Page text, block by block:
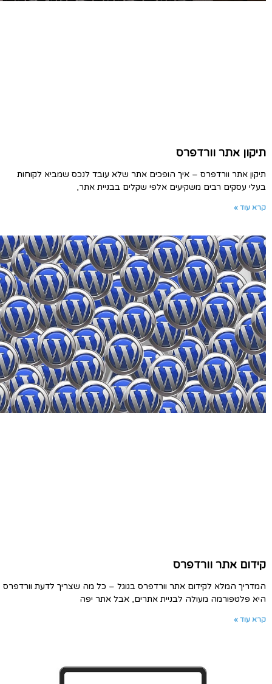
תיקון אתר וורדפרס
תיקון אתר וורדפרס – איך הופכים אתר שלא עובד לנכס שמביא לקוחות
בעלי עסקים רבים משקיעים אלפי שקלים בבניית אתר,
קרא עוד »
קידום אתר וורדפרס
המדריך המלא לקידום אתר וורדפרס בגוגל – כל מה שצריך לדעת וורדפרס
היא פלטפורמה מעולה לבניית אתרים, אבל אתר יפה
קרא עוד »